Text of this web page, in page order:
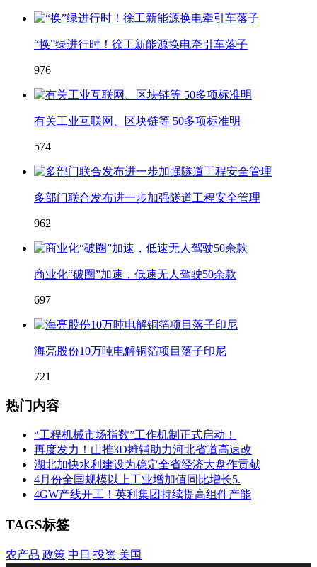
“换”绿进行时！徐工新能源换电牵引车落子
976
有关工业互联网、区块链等 50多项标准明
574
多部门联合发布进一步加强隧道工程安全管理
962
商业化“破圈”加速，低速无人驾驶50余款
697
海亮股份10万吨电解铜箔项目落子印尼
721
热门内容
“工程机械市场指数”工作机制正式启动！
再度发力！山推3D摊铺助力河北省道高速改
湖北加快水利建设为稳定全省经济大盘作贡献
4月份全国规模以上工业增加值同比增长5.
4GW产线开工！英利集团持续提高组件产能
TAGS标签
农产品 政策 中日 投资 美国